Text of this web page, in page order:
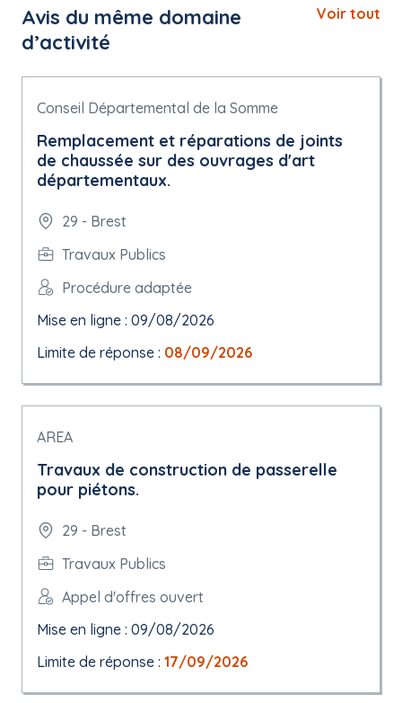
Avis du même domaine
d’activité
Voir tout
Conseil Départemental de la Somme
Remplacement et réparations de joints
de chaussée sur des ouvrages d'art
départementaux.
29 - Brest
Travaux Publics
Procédure adaptée
Mise en ligne : 09/08/2026
Limite de réponse : 08/09/2026
AREA
Travaux de construction de passerelle
pour piétons.
29 - Brest
Travaux Publics
Appel d'offres ouvert
Mise en ligne : 09/08/2026
Limite de réponse : 17/09/2026